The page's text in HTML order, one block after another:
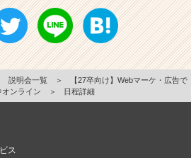
説明会一覧 ＞
【27卒向け】Webマーケ・広告で
ンライン
＞ 日程詳細
ス